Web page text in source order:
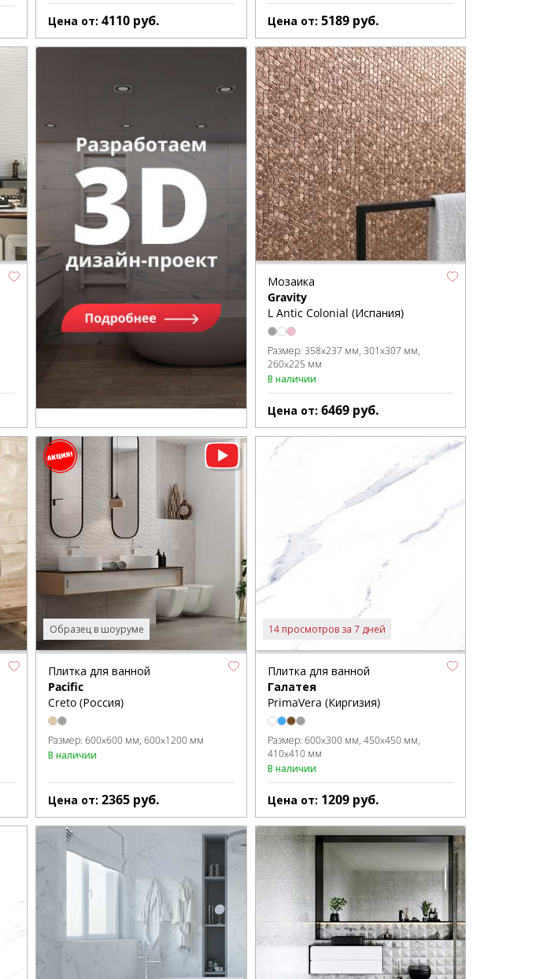
Цена от:4110 руб. Цена от: 5189 руб.
Мозаика
Gravity
L Antic Colonial (Испания)
Размер: 358x237 мм 301x307 мм
260x225 мм
В наличии
Цена от: 6469 руб.
Образец в шоуруме
Плитка для ванной
Pacific
Creto (Россия)
Размер:600x600 мм 600x1200 мм
В наличии
Цена от:2365 руб.
14 просмотров за 7 дней
Плитка для ванной
Галатея
PrimaVera (Киргизия)
Размер: 600x300 мм 450x450 мм
410x410 мм
В наличии
Цена от: 1209 руб.